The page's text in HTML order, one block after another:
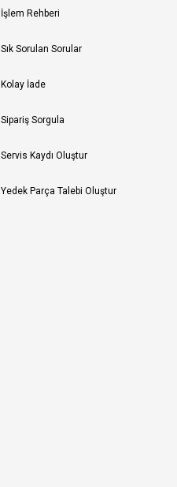
İşlem Rehberi
Sık Sorulan Sorular
Kolay İade
Sipariş Sorgula
Servis Kaydı Oluştur
Yedek Parça Talebi Oluştur